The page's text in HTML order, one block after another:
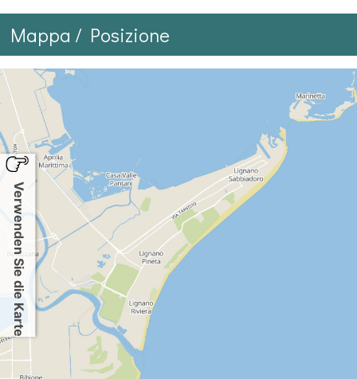
Mappa / Posizione
Verwenden Sie die Karte